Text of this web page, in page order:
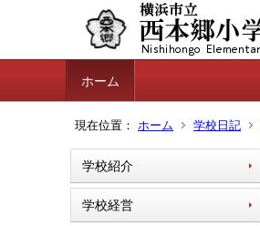
ホーム
現在位置： ホーム 学校日記
学校紹介
学校経営